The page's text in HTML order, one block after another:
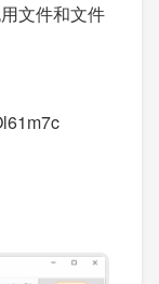
文件和文件